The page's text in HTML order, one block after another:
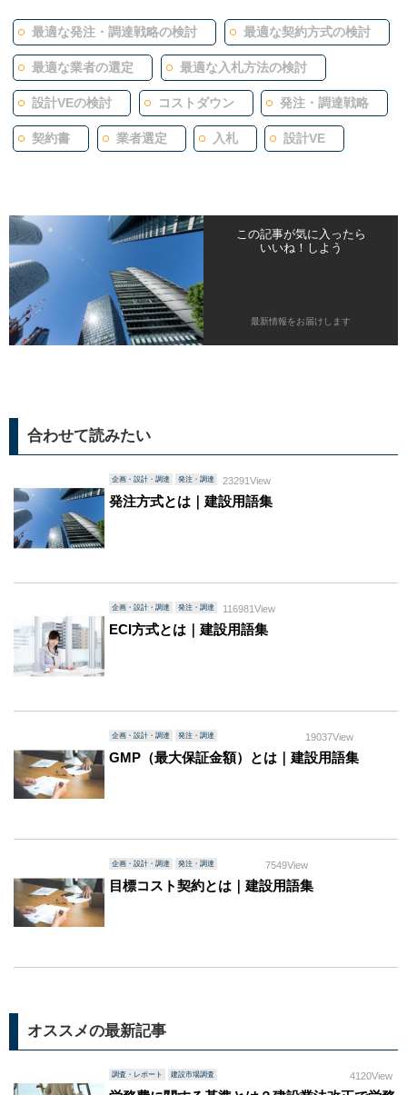
最適な発注・調達戦略の検討 最適な契約方式の検討
最適な業者の選定 最適な入札方法の検討
設計VEの検討 コストダウン 発注・調達戦略
契約書 業者選定 入札 設計VE
この記事が気に入ったら
いいね！しよう
最新情報をお届けします
合わせて読みたい
企画・設計・調達 発注・調達 23291View
発注方式とは｜建設用語集
企画・設計・調達 発注・調達 116981View
ECI方式とは｜建設用語集
企画・設計・調達 発注・調達 19037View
GMP（最大保証金額）とは｜建設用語集
企画・設計・調達 発注・調達 7549View
目標コスト契約とは｜建設用語集
オススメの最新記事
調査・レポート 建設市場調査 4120View